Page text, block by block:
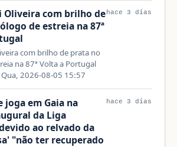
Oliveira com brilho de
de estreia na 87ª
com brilho de prata no
na 87ª Volta a Portugal
2026-08-05 15:57
hace 3 días
joga em Gaia na
da Liga
ao relvado da
"não ter recuperado
hace 3 días